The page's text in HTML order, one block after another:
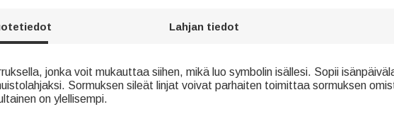
Lahjan tiedot
jonka voit mukauttaa siihen, mikä luo symbolin isällesi. Sopii
Sormuksen sileät linjat voivat parhaiten toimittaa sormuksen
on ylellisempi.